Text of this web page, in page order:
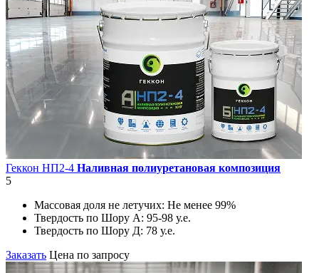
Геккон НП2-4 Наливная полиуретановая композиция
5
Массовая доля не летучих: Не менее 99%
Твердость по Шору А: 95-98 у.е.
Твердость по Шору Д: 78 у.е.
Заказать Цена по запросу